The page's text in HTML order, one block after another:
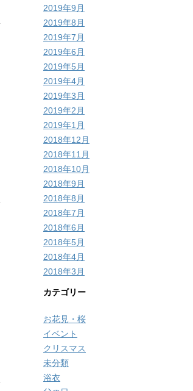
2019年9月
2019年8月
2019年7月
2019年6月
2019年5月
2019年4月
2019年3月
2019年2月
2019年1月
2018年12月
2018年11月
2018年10月
2018年9月
2018年8月
2018年7月
2018年6月
2018年5月
2018年4月
2018年3月
カテゴリー
お花見・桜
イベント
クリスマス
未分類
浴衣